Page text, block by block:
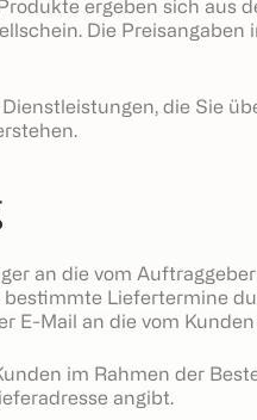
ergeben sich aus
Die Preisangaben
die Sie
an die vom
Liefertermine
E-Mail an die vom
im Rahmen der
angibt.